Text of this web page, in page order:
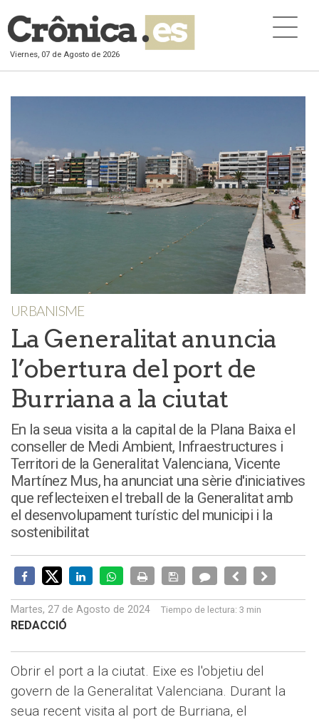
Viernes, 07 de Agosto de 2026
URBANISME
La Generalitat anuncia
l’obertura del port de
Burriana a la ciutat
En la seua visita a la capital de la Plana Baixa el
conseller de Medi Ambient, Infraestructures i
Territori de la Generalitat Valenciana, Vicente
Martínez Mus, ha anunciat una sèrie d'iniciatives
que reflecteixen el treball de la Generalitat amb
el desenvolupament turístic del municipi i la
sostenibilitat
Martes, 27 de Agosto de 2024 Tiempo de lectura: 3 min
REDACCIÓ
Obrir el port a la ciutat. Eixe es l'objetiu del
govern de la Generalitat Valenciana. Durant la
seua recent visita al port de Burriana, el